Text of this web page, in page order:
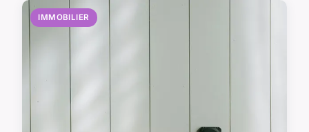
IMMOBILIER